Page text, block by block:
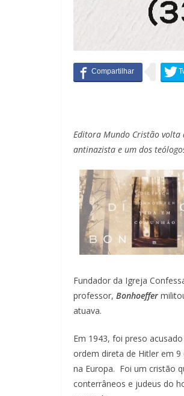
Editora Mundo Cristão
antinazista e um dos
Fundador da Igreja
professor, Bonhoeffer
atuava.
Em 1943, foi preso
ordem direta de Hitler em
na Europa. Foi um cristão
conterrâneos e judeus do